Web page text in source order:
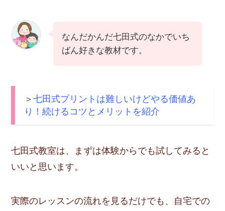
なんだかんだ七田式のなかでいち
ばん好きな教材です。
＞七田式プリントは難しいけどやる価値あ
り！続けるコツとメリットを紹介
七田式教室は、まずは体験からでも試してみると
いいと思います。
実際のレッスンの流れを見るだけでも、自宅での